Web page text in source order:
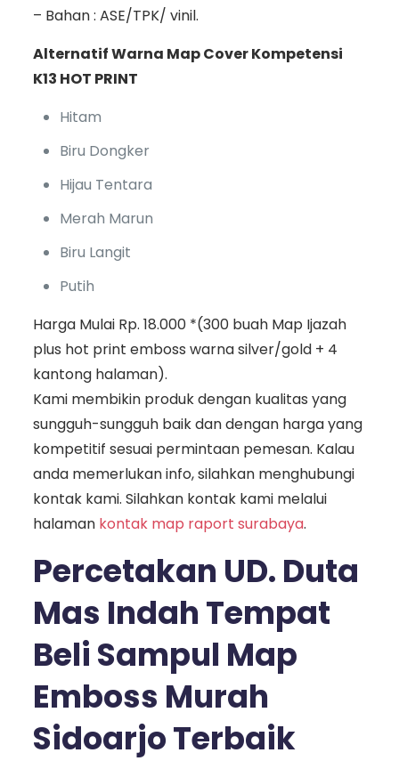
– Bahan : ASE/TPK/ vinil.
Alternatif Warna Map Cover Kompetensi
K13 HOT PRINT
Hitam
Biru Dongker
Hijau Tentara
Merah Marun
Biru Langit
Putih
Harga Mulai Rp. 18.000 *(300 buah Map Ijazah
plus hot print emboss warna silver/gold + 4
kantong halaman).
Kami membikin produk dengan kualitas yang
sungguh-sungguh baik dan dengan harga yang
kompetitif sesuai permintaan pemesan. Kalau
anda memerlukan info, silahkan menghubungi
kontak kami. Silahkan kontak kami melalui
halaman kontak map raport surabaya.
Percetakan UD. Duta
Mas Indah Tempat
Beli Sampul Map
Emboss Murah
Sidoarjo Terbaik